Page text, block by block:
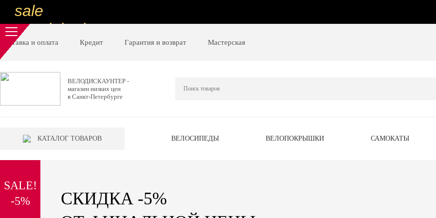
sale
special price
sale
низкие цены
вот дешево
special price
sale
надо брать
Доставка и оплата Кредит Гарантия и возврат Мастерская
ВЕЛОДИСКАУНТЕР -
магазин низких цен
в Санкт-Петербурге
КАТАЛОГ ТОВАРОВ ВЕЛОСИПЕДЫ ВЕЛОПОКРЫШКИ САМОКАТЫ
SALE!
-5%
СКИДКА -5%